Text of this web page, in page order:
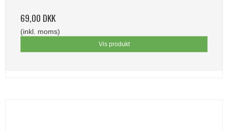
69,00 DKK
(inkl. moms)
Vis produkt